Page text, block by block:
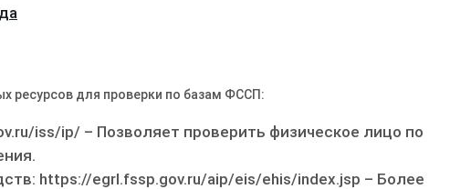
ресурсов для проверки по базам ФССП:
iss/ip/ – Позволяет проверить физическое лицо по
https://egrl.fssp.gov.ru/aip/eis/ehis/index.jsp – Более